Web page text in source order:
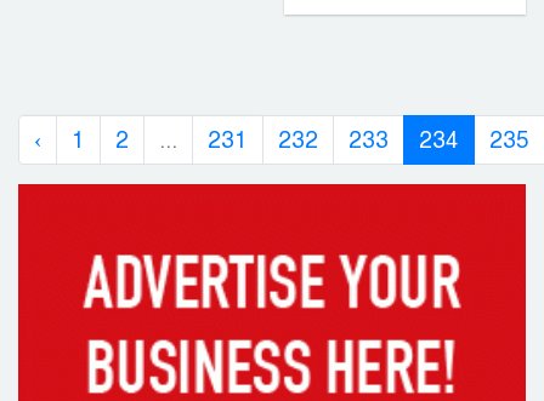
‹ 1 2 ... 231 232 233 234 235